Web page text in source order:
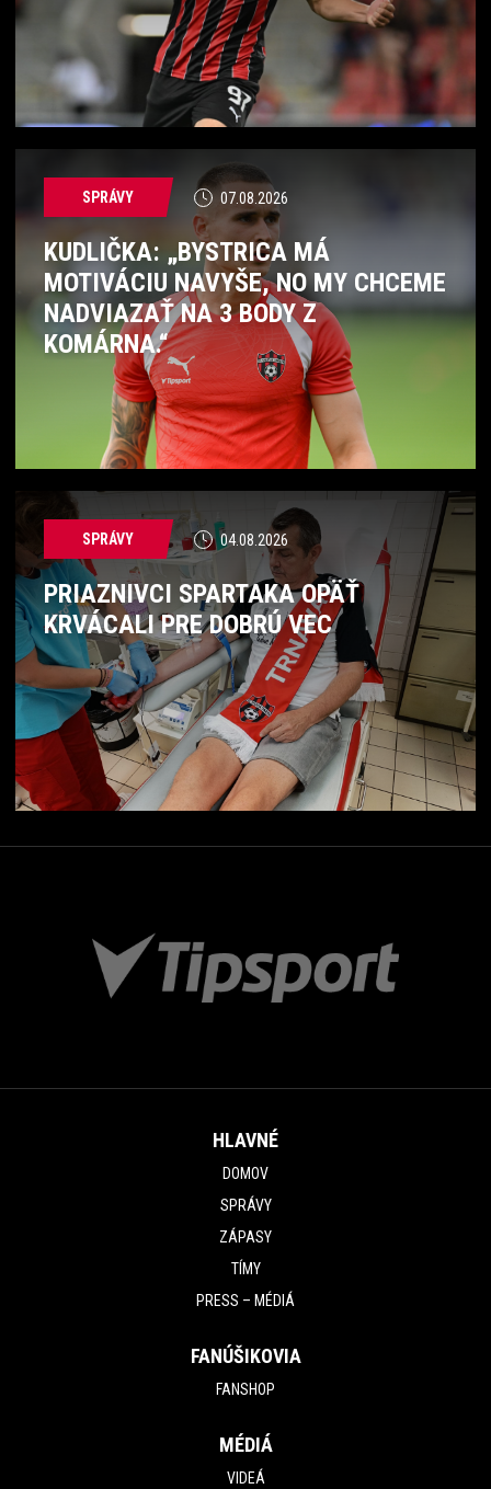
SPRÁVY 07.08.2026
KUDLIČKA: „BYSTRICA MÁ
MOTIVÁCIU NAVYŠE, NO MY CHCEME
NADVIAZAŤ NA 3 BODY Z
KOMÁRNA.“
SPRÁVY 04.08.2026
PRIAZNIVCI SPARTAKA OPÄŤ
KRVÁCALI PRE DOBRÚ VEC
HLAVNÉ
DOMOV
SPRÁVY
ZÁPASY
TÍMY
PRESS – MÉDIÁ
FANÚŠIKOVIA
FANSHOP
MÉDIÁ
VIDEÁ